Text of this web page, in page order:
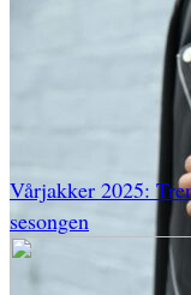
Vårjakker 2025:
sesongen